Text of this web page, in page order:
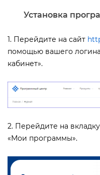
Установка
1. Перейдите на сайт
помощью вашего
кабинет».
2. Перейдите на
«Мои программы».